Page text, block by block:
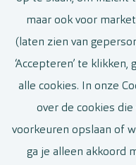
maar ook voor
(laten zien van
‘Accepteren’ te
alle cookies. In onze
over de cookies
voorkeuren opslaan of
ga je alleen akkoord